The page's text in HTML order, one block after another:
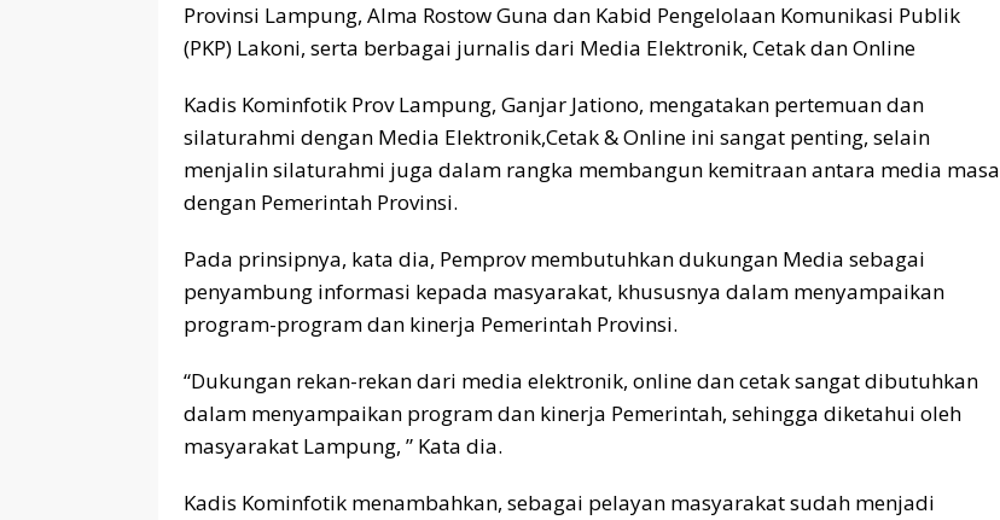
Provinsi Lampung, Alma Rostow Guna dan Kabid Pengelolaan Komunikasi Publik
(PKP) Lakoni, serta berbagai jurnalis dari Media Elektronik, Cetak dan Online
Kadis Kominfotik Prov Lampung, Ganjar Jationo, mengatakan pertemuan dan
silaturahmi dengan Media Elektronik,Cetak & Online ini sangat penting, selain
menjalin silaturahmi juga dalam rangka membangun kemitraan antara media masa
dengan Pemerintah Provinsi.
Pada prinsipnya, kata dia, Pemprov membutuhkan dukungan Media sebagai
penyambung informasi kepada masyarakat, khususnya dalam menyampaikan
program-program dan kinerja Pemerintah Provinsi.
“Dukungan rekan-rekan dari media elektronik, online dan cetak sangat dibutuhkan
dalam menyampaikan program dan kinerja Pemerintah, sehingga diketahui oleh
masyarakat Lampung, ” Kata dia.
Kadis Kominfotik menambahkan, sebagai pelayan masyarakat sudah menjadi